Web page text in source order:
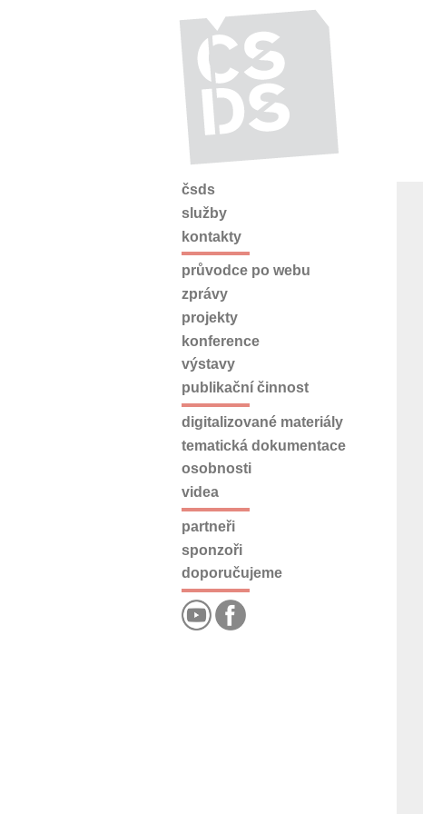
čsds
služby
kontakty
průvodce po webu
zprávy
projekty
konference
výstavy
publikační činnost
digitalizované materiály
tematická dokumentace
osobnosti
videa
partneři
sponzoři
doporučujeme